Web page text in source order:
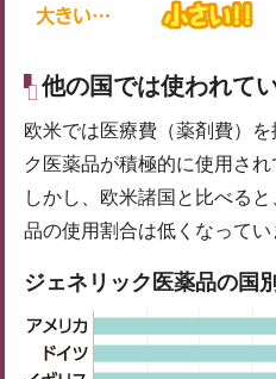
他の国では使われて
欧米では医療費（薬剤費）
ク医薬品が積極的に使用され
しかし、欧米諸国と比べる
品の使用割合は低くなってい
ジェネリック医薬品の国